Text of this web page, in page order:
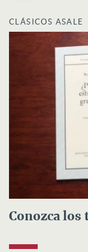
CLÁSICOS ASALE
Conozca los